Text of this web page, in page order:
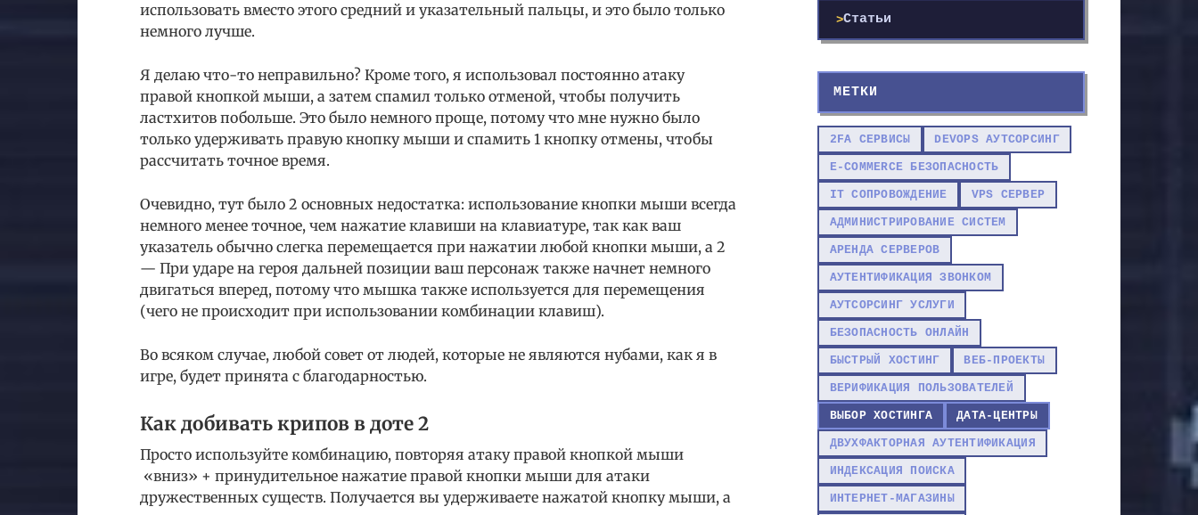
использовать вместо этого средний и указательный пальцы, и это было только
немного лучше.
Я делаю что-то неправильно? Кроме того, я использовал постоянно атаку
правой кнопкой мыши, а затем спамил только отменой, чтобы получить
ластхитов побольше. Это было немного проще, потому что мне нужно было
только удерживать правую кнопку мыши и спамить 1 кнопку отмены, чтобы
рассчитать точное время.
Очевидно, тут было 2 основных недостатка: использование кнопки мыши всегда
немного менее точное, чем нажатие клавиши на клавиатуре, так как ваш
указатель обычно слегка перемещается при нажатии любой кнопки мыши, а 2
— При ударе на героя дальней позиции ваш персонаж также начнет немного
двигаться вперед, потому что мышка также используется для перемещения
(чего не происходит при использовании комбинации клавиш).
Во всяком случае, любой совет от людей, которые не являются нубами, как я в
игре, будет принята с благодарностью.
Как добивать крипов в доте 2
Просто используйте комбинацию, повторяя атаку правой кнопкой мыши
«вниз» + принудительное нажатие правой кнопки мыши для атаки
дружественных существ. Получается вы удерживаете нажатой кнопку мыши, а
Статьи
МЕТКИ
2FA СЕРВИСЫ DEVOPS АУТСОРСИНГ
E-COMMERCE БЕЗОПАСНОСТЬ
IT СОПРОВОЖДЕНИЕ VPS СЕРВЕР
АДМИНИСТРИРОВАНИЕ СИСТЕМ
АРЕНДА СЕРВЕРОВ
АУТЕНТИФИКАЦИЯ ЗВОНКОМ
АУТСОРСИНГ УСЛУГИ
БЕЗОПАСНОСТЬ ОНЛАЙН
БЫСТРЫЙ ХОСТИНГ ВЕБ-ПРОЕКТЫ
ВЕРИФИКАЦИЯ ПОЛЬЗОВАТЕЛЕЙ
ВЫБОР ХОСТИНГА ДАТА-ЦЕНТРЫ
ДВУХФАКТОРНАЯ АУТЕНТИФИКАЦИЯ
ИНДЕКСАЦИЯ ПОИСКА
ИНТЕРНЕТ-МАГАЗИНЫ